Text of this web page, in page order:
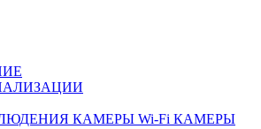
КАМЕРЫ Wi-Fi КАМЕРЫ